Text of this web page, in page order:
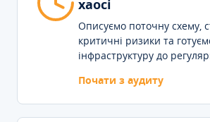
хаосі
Описуємо поточну схему,
критичні ризики та
інфраструктуру до
Почати з аудиту